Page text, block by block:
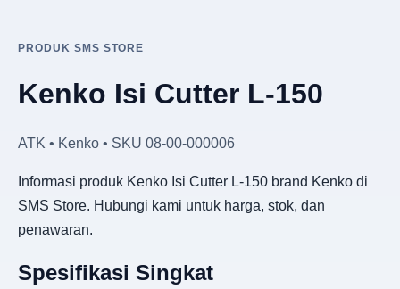
PRODUK SMS STORE
Kenko Isi Cutter L-150
ATK • Kenko • SKU 08-00-000006
Informasi produk Kenko Isi Cutter L-150 brand Kenko di
SMS Store. Hubungi kami untuk harga, stok, dan
penawaran.
Spesifikasi Singkat